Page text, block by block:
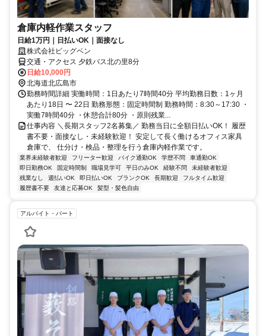
倉庫内軽作業スタッフ
日給1万円｜日払いOK｜面接なし
株式会社ビッグベン
交通・アクセス 夕鉄バス北の里8分
日給10,000円
北海道北広島市
勤務時間詳細 実働時間：1日あたり7時間40分 平均勤務日数：1ヶ月
あたり18日 〜 22日 勤務形態：固定時間制 勤務時間：8:30～17:30 ・
実働7時間40分 ・休憩合計80分 ・原則残業...
仕事内容 ＼長期スタッフ2名募集／ 勤務当日に全額日払いOK！ 履歴
書不要・面接なし・未経験歓迎！ 安定して長く働けるオフィス家具
倉庫で、 仕分け・検品・整理を行う倉庫内軽作業です。
業界未経験者歓迎 フリーター歓迎 バイク通勤OK 学歴不問
車通勤OK
即日勤務OK
固定時間制 職場見学可 平日のみOK 経験不問
未経験者歓迎
残業なし
週払いOK 即日払いOK ブランクOK 長期歓迎
フルタイム歓迎
履歴書不要
友達と応募OK 髪型・髪色自由
アルバイト・パート